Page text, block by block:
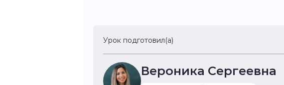
Урок подготовил(а)
Вероника Сергеевна